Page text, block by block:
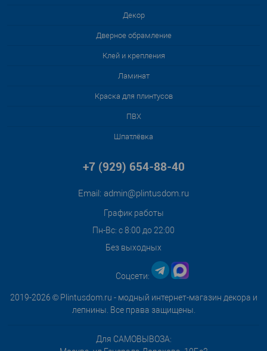
Декор
Дверное обрамление
Клей и крепления
Ламинат
Краска для плинтусов
ПВХ
Шпатлёвка
2019-2026 © Plintusdom.ru - модный интернет-магазин декора и
лепнины. Все права защищены.
Для САМОВЫВОЗА:
+7 (929) 654-88-40
Email: admin@plintusdom.ru
График работы
Пн-Вс: с 8:00 до 22:00
Без выходных
Соцсети: